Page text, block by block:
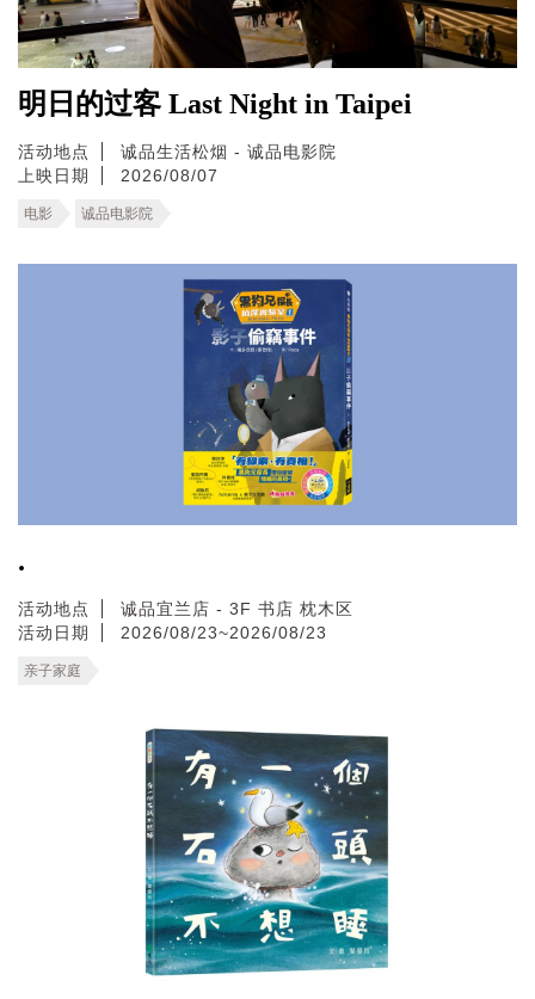
明日的过客 Last Night in Taipei
活动地点
诚品生活松烟 - 诚品电影院
上映日期
2026/08/07
电影 诚品电影院
.
活动地点
诚品宜兰店 - 3F 书店 枕木区
活动日期
2026/08/23~2026/08/23
亲子家庭